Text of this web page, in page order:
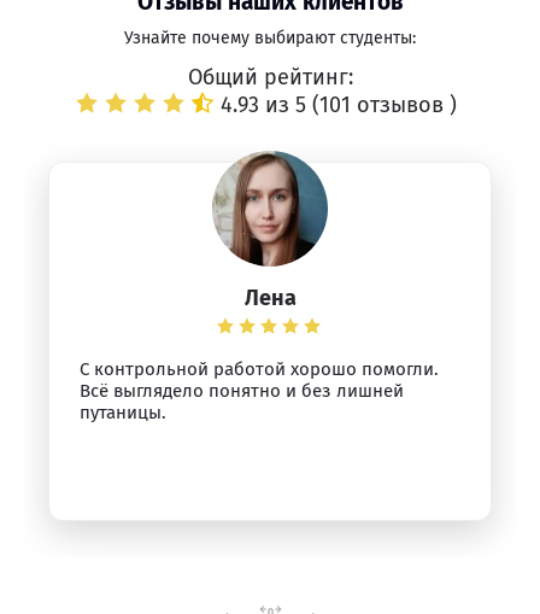
Узнайте почему выбирают студенты:
Общий рейтинг:
4.93 из 5 (101 отзывов )
Лена
С контрольной работой хорошо помогли.
Всё выглядело понятно и без лишней
путаницы.